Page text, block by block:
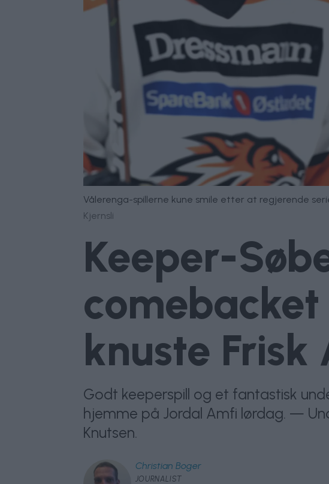
Vålerenga-spillerne kune smile etter at regjerende
Kjernsli
Keeper-
knuste Frisk
Godt keeperspill og et fantastisk
hjemme på Jordal Amfi lørdag. —
Knutsen.
Christian Boger
JOURNALIST